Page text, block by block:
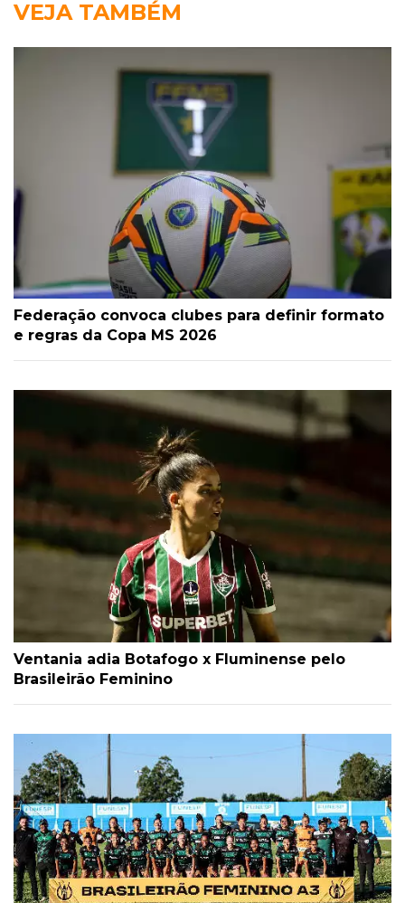
VEJA TAMBÉM
Federação convoca clubes para definir formato
e regras da Copa MS 2026
Ventania adia Botafogo x Fluminense pelo
Brasileirão Feminino